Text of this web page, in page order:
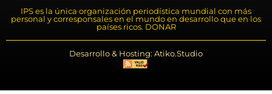
IPS es la única organización periodística mundial con más
personal y corresponsales en el mundo en desarrollo que en los
países ricos. DONAR
Desarrollo & Hosting: Atiko.Studio